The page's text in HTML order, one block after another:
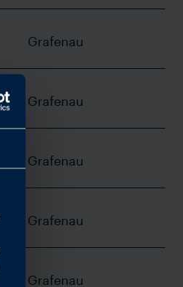
Grafenau
Grafenau
Grafenau
Grafenau
Grafenau